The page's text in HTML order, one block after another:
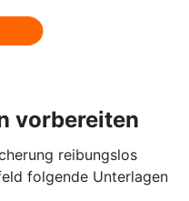
vorbereiten
reibungslos
folgende Unterlagen